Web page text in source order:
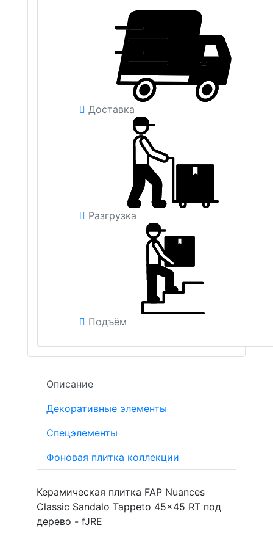
Доставка
Разгрузка
Подъём
Описание
Декоративные элементы
Спецэлементы
Фоновая плитка коллекции
Керамическая плитка FAP Nuances
Classic Sandalo Tappeto 45x45 RT под
дерево - fJRE